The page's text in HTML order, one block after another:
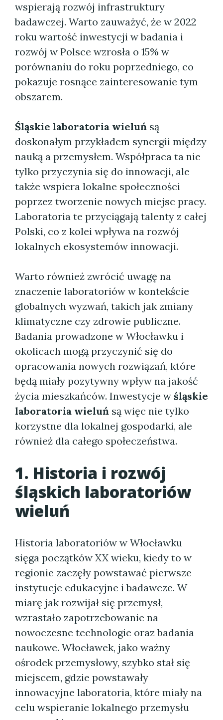
wspierają rozwój infrastruktury
badawczej. Warto zauważyć, że w 2022
roku wartość inwestycji w badania i
rozwój w Polsce wzrosła o 15% w
porównaniu do roku poprzedniego, co
pokazuje rosnące zainteresowanie tym
obszarem.
Śląskie laboratoria wieluń są
doskonałym przykładem synergii między
nauką a przemysłem. Współpraca ta nie
tylko przyczynia się do innowacji, ale
także wspiera lokalne społeczności
poprzez tworzenie nowych miejsc pracy.
Laboratoria te przyciągają talenty z całej
Polski, co z kolei wpływa na rozwój
lokalnych ekosystemów innowacji.
Warto również zwrócić uwagę na
znaczenie laboratoriów w kontekście
globalnych wyzwań, takich jak zmiany
klimatyczne czy zdrowie publiczne.
Badania prowadzone w Włocławku i
okolicach mogą przyczynić się do
opracowania nowych rozwiązań, które
będą miały pozytywny wpływ na jakość
życia mieszkańców. Inwestycje w śląskie
laboratoria wieluń są więc nie tylko
korzystne dla lokalnej gospodarki, ale
również dla całego społeczeństwa.
1. Historia i rozwój
śląskich laboratoriów
wieluń
Historia laboratoriów w Włocławku
sięga początków XX wieku, kiedy to w
regionie zaczęły powstawać pierwsze
instytucje edukacyjne i badawcze. W
miarę jak rozwijał się przemysł,
wzrastało zapotrzebowanie na
nowoczesne technologie oraz badania
naukowe. Włocławek, jako ważny
ośrodek przemysłowy, szybko stał się
miejscem, gdzie powstawały
innowacyjne laboratoria, które miały na
celu wspieranie lokalnego przemysłu